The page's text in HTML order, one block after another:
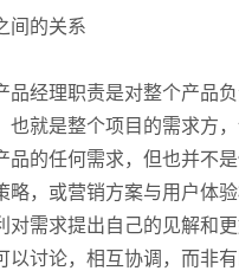
间的关系
品经理职责是对整个产品
也就是整个项目的需求方
品的任何需求，但也并不
略，或营销方案与用户体
对需求提出自己的见解和
以讨论，相互协调，而非